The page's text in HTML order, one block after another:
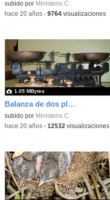
subido por Ministerio C.
-hace 20 años- 9764visualizaciones
Balanza de dos platos
subido por Ministerio C.
1.05 MBytes
-hace 20 años- 12532 visualizaciones